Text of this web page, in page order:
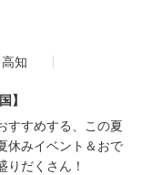
高知
】
すすめする、この夏
休みイベント＆おで
りだくさん！